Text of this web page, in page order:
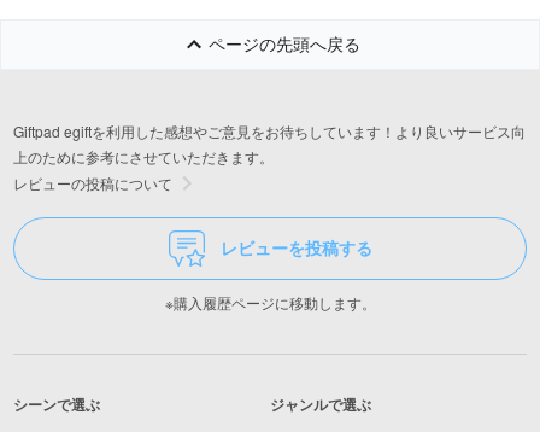
ページの先頭へ戻る
Giftpad egiftを利用した感想やご意見をお待ちしています！より良いサービス向
上のために参考にさせていただきます。
レビューの投稿について
レビューを投稿する
※購入履歴ページに移動します。
シーンで選ぶ ジャンルで選ぶ